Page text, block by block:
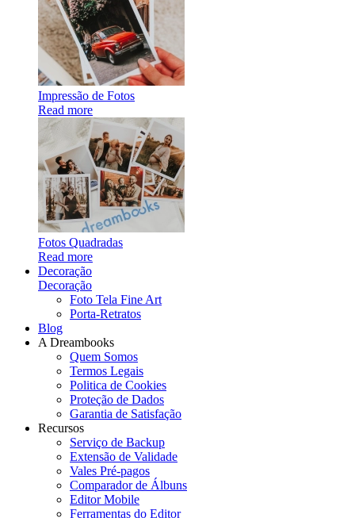
Impressão de Fotos
Read more
Fotos Quadradas
Read more
Decoração
Decoração
Foto Tela Fine Art
Porta-Retratos
Blog
A Dreambooks
Quem Somos
Termos Legais
Politica de Cookies
Proteção de Dados
Garantia de Satisfação
Recursos
Serviço de Backup
Extensão de Validade
Vales Pré-pagos
Comparador de Álbuns
Editor Mobile
Ferramentas do Editor